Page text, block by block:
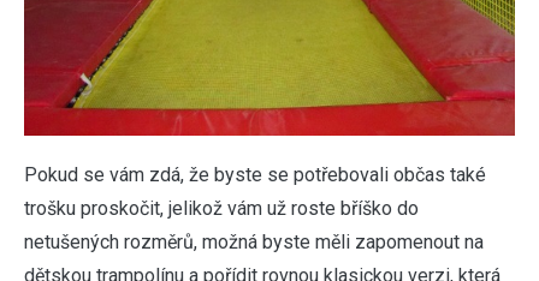
Pokud se vám zdá, že byste se potřebovali občas také
trošku proskočit, jelikož vám už roste bříško do
netušených rozměrů, možná byste měli zapomenout na
dětskou trampolínu a pořídit rovnou klasickou verzi, která